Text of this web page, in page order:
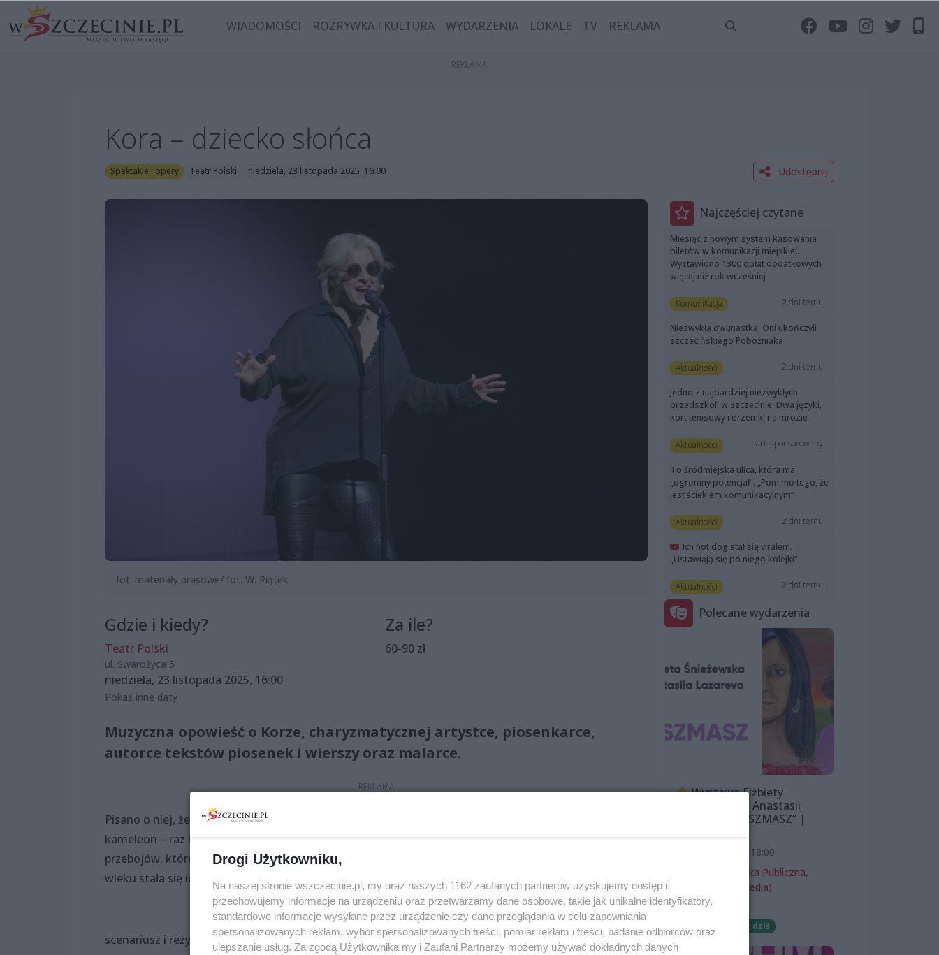
WIADOMOŚCI ROZRYWKA I KULTURA WYDARZENIA LOKALE TV REKLAMA
Kora – dziecko słońca
Spektakle i opery Teatr Polski niedziela, 23 listopada 2025, 16:00 Udostępnij
fot. materiały prasowe/ fot. W. Piątek
Gdzie i kiedy?
Teatr Polski
ul. Swarożyca 5
niedziela, 23 listopada 2025, 16:00
Za ile?
60-90 zł
Pokaż inne daty
Muzyczna opowieść o Korze, charyzmatycznej artystce, piosenkarce,
autorce tekstów piosenek i wierszy oraz malarce.
Pisano o niej, że jest wieczną hipiską i rockową poetką. Scena była jej żywiołem, tu zmieniała się jak
kameleon – raz była drapieżna, a za chwilę liryczna. Wraz z grupą Maanam wylansowała mnóstwo
przebojów, które na stałe weszły do kanonu polskiej muzyki rozrywkowej. W latach 80. ubiegłego
wieku stała się idolką tłumów, gwiazdą, jakiej dotąd nie było w polskim show-biznesie.
scenariusz i reżyseria: Adam Opatowicz
Najczęściej czytane
Miesiąc z nowym system kasowania
biletów w komunikacji miejskiej.
Wystawiono 1300 opłat dodatkowych
więcej niż rok wcześniej
Komunikacja 2 dni temu
Niezwykła dwunastka. Oni ukończyli
szczecińskiego Pobożniaka
Aktualności 2 dni temu
Jedno z najbardziej niezwykłych
przedszkoli w Szczecinie. Dwa języki,
kort tenisowy i drzemki na mrozie
Aktualności art. sponsorowany
To śródmiejska ulica, która ma
„ogromny potencjał”. „Pomimo tego, że
jest ściekiem komunikacyjnym”
Aktualności 2 dni temu
Ich hot dog stał się viralem.
„Ustawiają się po niego kolejki”
Aktualności 2 dni temu
Polecane wydarzenia
Wystawa Elżbiety
Śnieżewskiej i Anastasii
Lazarevej „MISZMASZ” |
7 sierpnia 2026, 18:00
Miejska Biblioteka Publiczna,
filia nr 54 (ProMedia)
Wernisaże
Darmowe
Już dziś
Drogi Użytkowniku,
Na naszej stronie wszczecinie.pl, my oraz naszych 1162 zaufanych partnerów uzyskujemy dostęp i
przechowujemy informacje na urządzeniu oraz przetwarzamy dane osobowe, takie jak unikalne identyfikatory,
standardowe informacje wysyłane przez urządzenie czy dane przeglądania w celu zapewniania
spersonalizowanych reklam, wybór spersonalizowanych treści, pomiar reklam i treści, badanie odbiorców oraz
ulepszanie usług. Za zgodą Użytkownika my i Zaufani Partnerzy możemy używać dokładnych danych